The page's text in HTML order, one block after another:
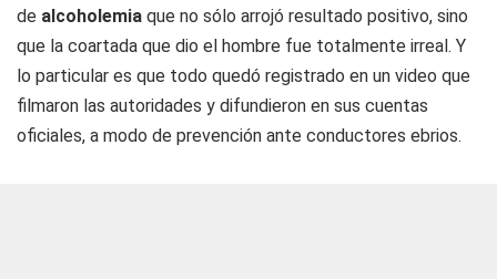
de alcoholemia que no sólo arrojó resultado positivo, sino
que la coartada que dio el hombre fue totalmente irreal. Y
lo particular es que todo quedó registrado en un video que
filmaron las autoridades y difundieron en sus cuentas
oficiales, a modo de prevención ante conductores ebrios.